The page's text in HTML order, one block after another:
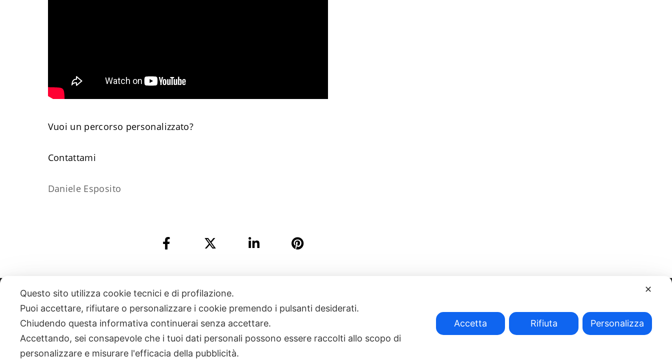
Vuoi un percorso personalizzato?
​Contattami
Daniele Esposito
| NEWSLETTER
|
✕
Questo sito utilizza cookie tecnici e di profilazione.
Puoi accettare, rifiutare o personalizzare i cookie premendo i pulsanti desiderati.
Chiudendo questa informativa continuerai senza accettare.
Accettando, sei consapevole che i tuoi dati personali possono essere raccolti allo scopo di
personalizzare e misurare l'efficacia della pubblicità.
Accetta Rifiuta Personalizza